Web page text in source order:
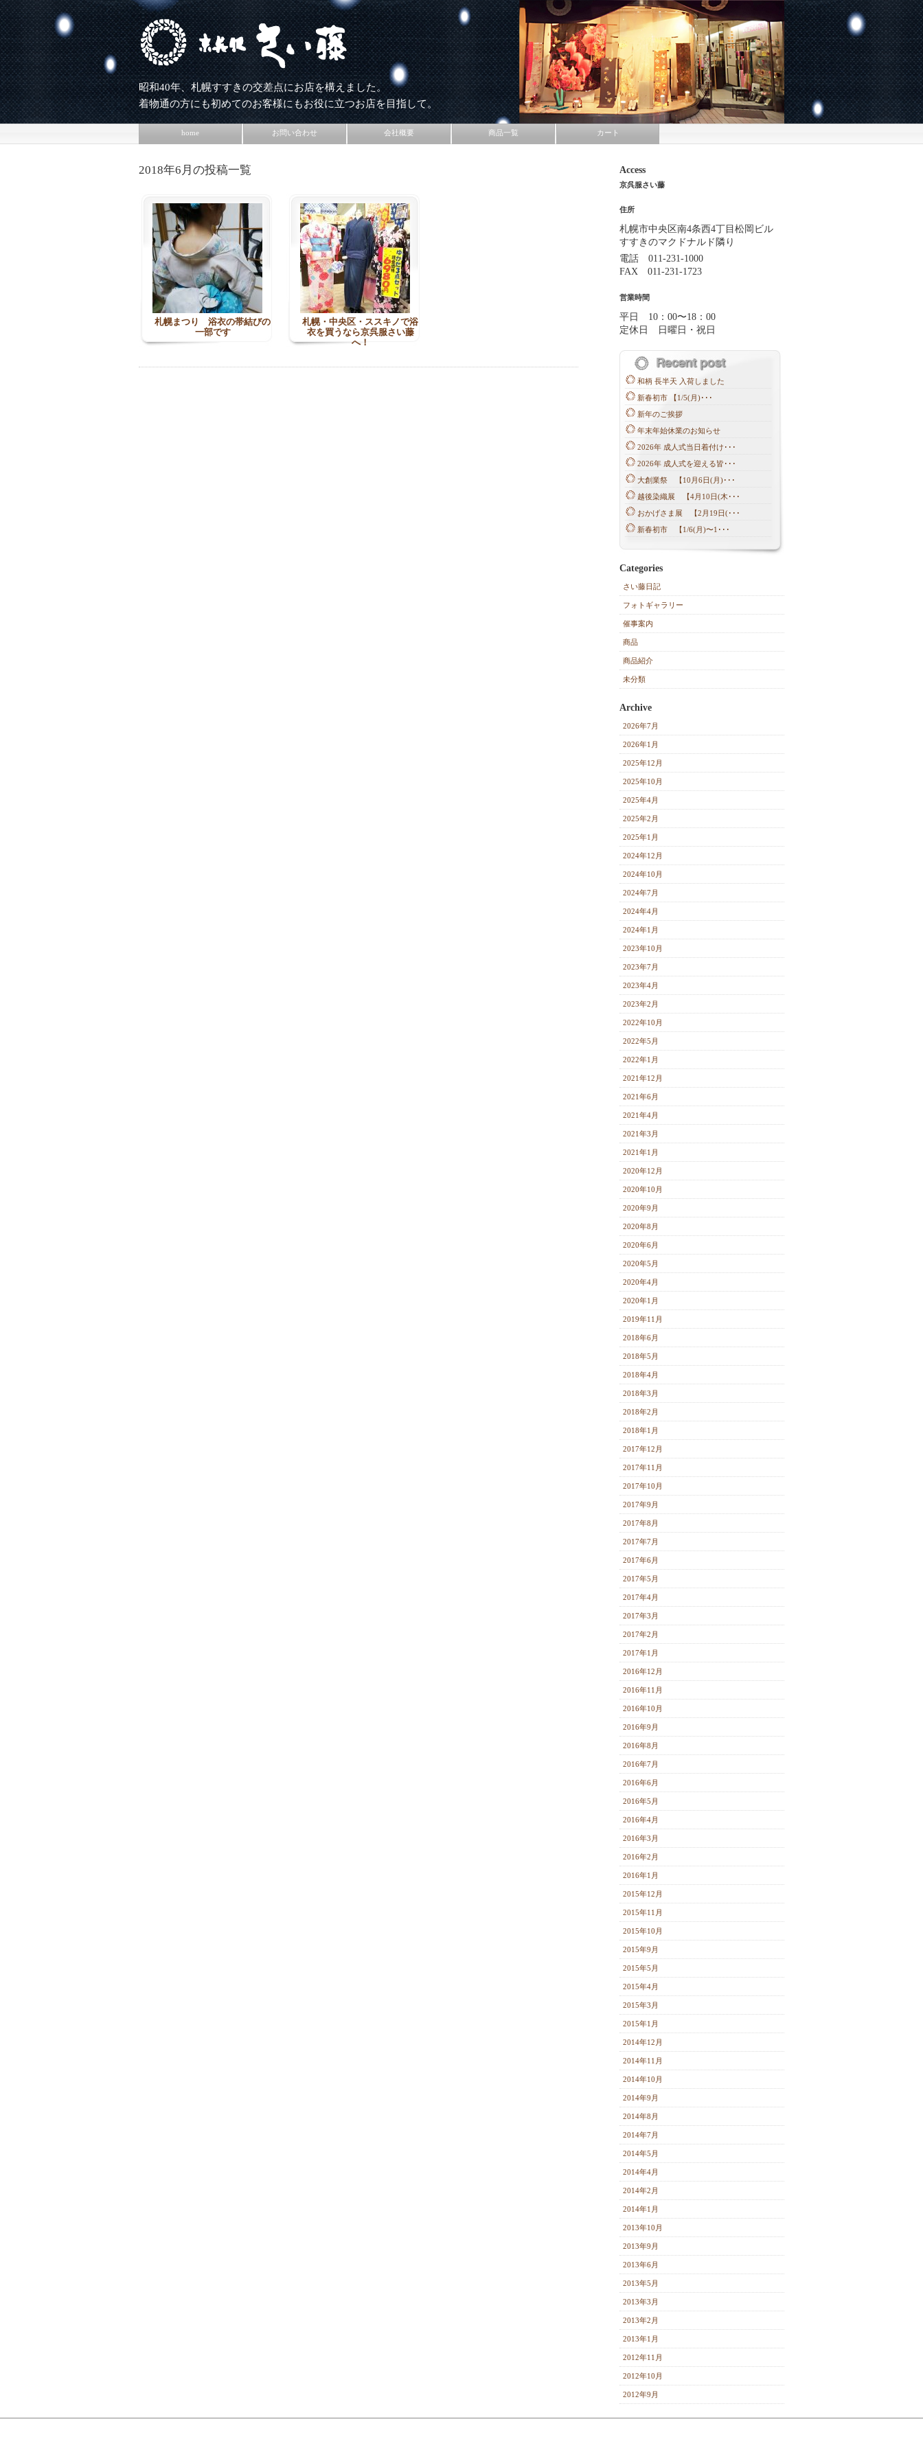
昭和40年、札幌すすきの交差点にお店を構えました。
着物通の方にも初めてのお客様にもお役に立つお店を目指して。
home お問い合わせ 会社概要 商品一覧 カート
2018年6月の投稿一覧
札幌まつり 浴衣の帯結びの
一部です
札幌・中央区・ススキノで浴
衣を買うなら京呉服さい藤
へ！
Access
京呉服さい藤
住所
札幌市中央区南4条西4丁目松岡ビル
すすきのマクドナルド隣り
電話 011-231-1000
FAX 011-231-1723
営業時間
平日 10：00〜18：00
定休日 日曜日・祝日
和柄 長半天 入荷しました
新春初市 【1/5(月)･･･
新年のご挨拶
年末年始休業のお知らせ
2026年 成人式当日着付け･･･
2026年 成人式を迎える皆･･･
大創業祭 【10月6日(月)･･･
越後染織展 【4月10日(木･･･
おかげさま展 【2月19日(･･･
新春初市 【1/6(月)〜1･･･
Categories
さい藤日記
フォトギャラリー
催事案内
商品
商品紹介
未分類
Archive
2026年7月
2026年1月
2025年12月
2025年10月
2025年4月
2025年2月
2025年1月
2024年12月
2024年10月
2024年7月
2024年4月
2024年1月
2023年10月
2023年7月
2023年4月
2023年2月
2022年10月
2022年5月
2022年1月
2021年12月
2021年6月
2021年4月
2021年3月
2021年1月
2020年12月
2020年10月
2020年9月
2020年8月
2020年6月
2020年5月
2020年4月
2020年1月
2019年11月
2018年6月
2018年5月
2018年4月
2018年3月
2018年2月
2018年1月
2017年12月
2017年11月
2017年10月
2017年9月
2017年8月
2017年7月
2017年6月
2017年5月
2017年4月
2017年3月
2017年2月
2017年1月
2016年12月
2016年11月
2016年10月
2016年9月
2016年8月
2016年7月
2016年6月
2016年5月
2016年4月
2016年3月
2016年2月
2016年1月
2015年12月
2015年11月
2015年10月
2015年9月
2015年5月
2015年4月
2015年3月
2015年1月
2014年12月
2014年11月
2014年10月
2014年9月
2014年8月
2014年7月
2014年5月
2014年4月
2014年2月
2014年1月
2013年10月
2013年9月
2013年6月
2013年5月
2013年3月
2013年2月
2013年1月
2012年11月
2012年10月
2012年9月